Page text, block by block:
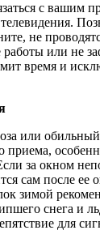
с вашим
не
работы или не
время и
или
приема,
за окном
сам после ее
зимой
снега и
для